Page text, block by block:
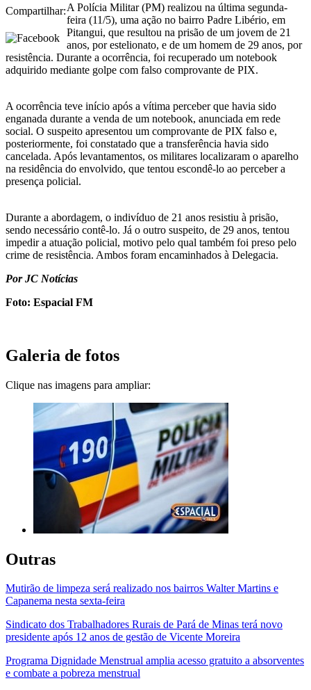
Compartilhar:A Polícia Militar (PM) realizou na última segunda-
feira (11/5), uma ação no bairro Padre Libério, em
Pitangui, que resultou na prisão de um jovem de 21
anos, por estelionato, e de um homem de 29 anos, por
resistência. Durante a ocorrência, foi recuperado um notebook
adquirido mediante golpe com falso comprovante de PIX.
A ocorrência teve início após a vítima perceber que havia sido
enganada durante a venda de um notebook, anunciada em rede
social. O suspeito apresentou um comprovante de PIX falso e,
posteriormente, foi constatado que a transferência havia sido
cancelada. Após levantamentos, os militares localizaram o aparelho
na residência do envolvido, que tentou escondê-lo ao perceber a
presença policial.
Durante a abordagem, o indivíduo de 21 anos resistiu à prisão,
sendo necessário contê-lo. Já o outro suspeito, de 29 anos, tentou
impedir a atuação policial, motivo pelo qual também foi preso pelo
crime de resistência. Ambos foram encaminhados à Delegacia.
Por JC Notícias
Foto: Espacial FM
Galeria de fotos
Clique nas imagens para ampliar:
Outras
Mutirão de limpeza será realizado nos bairros Walter Martins e
Capanema nesta sexta-feira
Sindicato dos Trabalhadores Rurais de Pará de Minas terá novo
presidente após 12 anos de gestão de Vicente Moreira
Programa Dignidade Menstrual amplia acesso gratuito a absorventes
e combate a pobreza menstrual